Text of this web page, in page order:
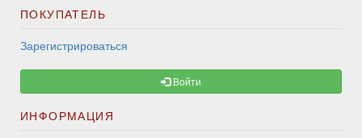
ПОКУПАТЕЛЬ
Зарегистрироваться
Войти
ИНФОРМАЦИЯ